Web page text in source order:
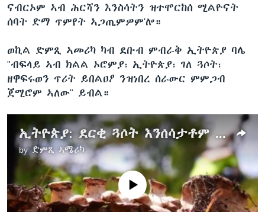
ናብርኦም ኣብ ሕርሻን እንስሳትን ዝተሞርከሰ ሚልዮናት
ሰባት ድማ ጥምየት ኣጋጢምዎም'ሎ።
ወኪል ድምጺ ኣመሪካ ካብ ደቡብ ምብራቅ ኢትዮጵያ ባሌ
"ብፍላይ ኣብ ክልል ኦሮምያ፣ ኢትዮጵያ፣ ገለ ጓሶት፣
ዘዋፍሩወን ጥሪት ይበልዐዖ ንዝነበረ ሰራውር ምምጋብ
ጀሚሮም ኣለው" ይብል።
ኢትዮጵያ: ደርቂ ጓሶት እንሰሳታቶም ዝምገብዎ ክበልዑ የገድዶም ምህላው ይገልጹ
by ድምጺ ኣሜሪካ
No media source currently available